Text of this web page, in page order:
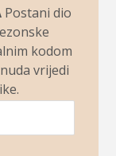
Postani dio
kodom
vrijedi